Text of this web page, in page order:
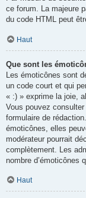
ce forum. La majeure
du code HTML peut
Haut
Que sont les
Les émoticônes sont
un code court et qui
« :) » exprime la joie,
Vous pouvez
formulaire de
émoticônes, elles
modérateur pourrait
complètement. Les
nombre d’émoticônes
Haut